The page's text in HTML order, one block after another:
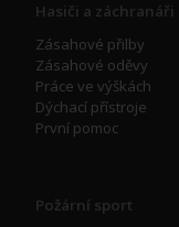
Hasiči a záchranáři
Zásahové přilby
Zásahové oděvy
Práce ve výškách
Dýchací přístroje
První pomoc
Požární sport